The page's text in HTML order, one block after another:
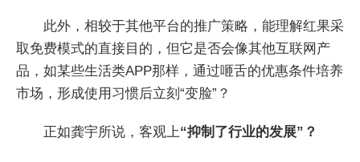
此外，相较于其他平台的推广策略，能理解红果采
取免费模式的直接目的，但它是否会像其他互联网产
品，如某些生活类APP那样，通过咂舌的优惠条件培养
市场，形成使用习惯后立刻“变脸”？
正如龚宇所说，客观上“抑制了行业的发展”？